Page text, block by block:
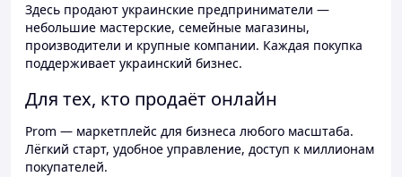
Здесь продают украинские предприниматели —
небольшие мастерские, семейные магазины,
производители и крупные компании. Каждая покупка
поддерживает украинский бизнес.
Для тех, кто продаёт онлайн
Prom — маркетплейс для бизнеса любого масштаба.
Лёгкий старт, удобное управление, доступ к миллионам
покупателей.